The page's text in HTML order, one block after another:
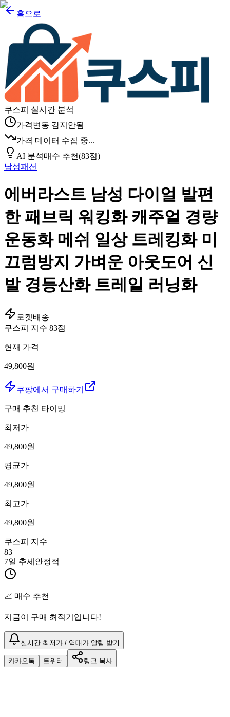
홈으로
쿠스피 실시간 분석
가격변동 감지안됨
가격 데이터 수집 중...
AI 분석매수 추천(83점)
남성패션
에버라스트 남성 다이얼 발편
한 패브릭 워킹화 캐주얼 경량
운동화 메쉬 일상 트레킹화 미
끄럼방지 가벼운 아웃도어 신
발 경등산화 트레일 러닝화
로켓배송
쿠스피 지수 83점
현재 가격
49,800원
쿠팡에서 구매하기
구매 추천 타이밍
최저가
49,800원
평균가
49,800원
최고가
49,800원
쿠스피 지수
83
7일 추세 안정적
📈 매수 추천
지금이 구매 최적기입니다!
실시간 최저가 / 역대가 알림 받기
카카오톡 트위터 링크 복사